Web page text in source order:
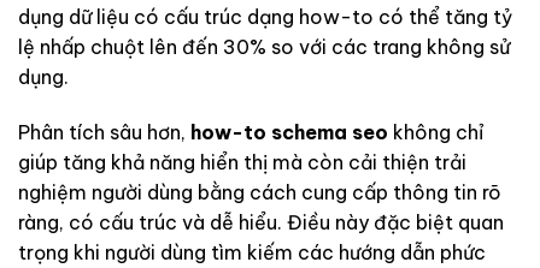
dụng dữ liệu có cấu trúc dạng how-to có thể tăng tỷ
lệ nhấp chuột lên đến 30% so với các trang không sử
dụng.
Phân tích sâu hơn, how-to schema seo không chỉ
giúp tăng khả năng hiển thị mà còn cải thiện trải
nghiệm người dùng bằng cách cung cấp thông tin rõ
ràng, có cấu trúc và dễ hiểu. Điều này đặc biệt quan
trọng khi người dùng tìm kiếm các hướng dẫn phức